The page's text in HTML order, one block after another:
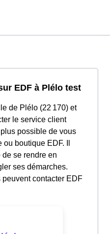
EDF à Plélo test
de Plélo (22 170) et
le service client
possible de vous
boutique EDF. Il
se rendre en
ses démarches.
contacter EDF